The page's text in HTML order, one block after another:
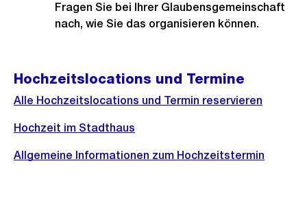
Fragen Sie bei Ihrer Glaubensgemeinschaft
nach, wie Sie das organisieren können.
Hochzeitslocations und Termine
Alle Hochzeitslocations und Termin reservieren
Hochzeit im Stadthaus
Allgemeine Informationen zum Hochzeitstermin